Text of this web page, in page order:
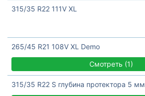
315/35 R22 111V XL
265/45 R21 108V XL Demo
Смотреть (1)
315/35 R22 S глубина протектора 5 мм